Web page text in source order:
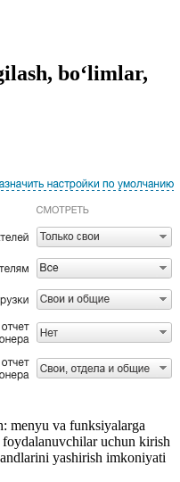
bo‘limlar,
menyu va funksiyalarga
uchun kirish
yashirish imkoniyati